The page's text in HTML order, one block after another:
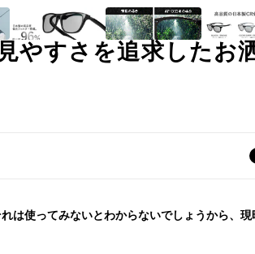
やすさを追求したお
は使ってみないとわからないでしょうから、現